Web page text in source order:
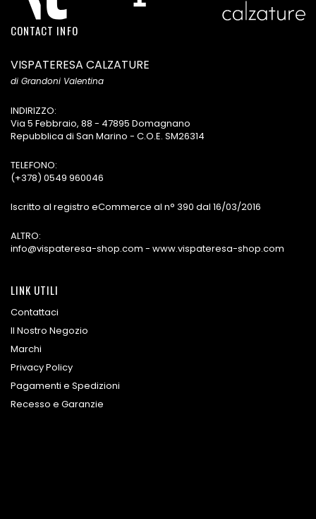
CONTACT INFO
VISPATERESA CALZATURE
di Grandoni Valentina
INDIRIZZO:
Via 5 Febbraio, 88 - 47895 Domagnano
Repubblica di San Marino - C.O.E. SM26314
TELEFONO:
(+378) 0549 960046
Iscritto al registro eCommerce al n° 390 dal 16/03/2016
ALTRO:
info@vispateresa-shop.com - www.vispateresa-shop.com
LINK UTILI
Contattaci
Il Nostro Negozio
Marchi
Privacy Policy
Pagamenti e Spedizioni
Recesso e Garanzie